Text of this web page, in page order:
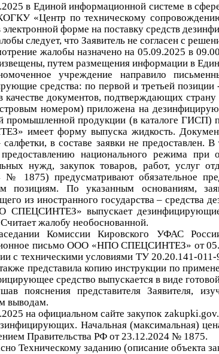
в Единой информационной системе в
«Центр по техническому
электронной форме на поставку средств
следует, что Заявитель не согласен с
жалобы назначено на05.09.2025 в
, путем размещения информации в
учреждение направило
средства: по первой и третьей позиции
качестве документов, подтверждающих страну
номером) приложена на
промышленной продукции (в каталоге ГИСП)
имеет форму выпуска жидкость.
салфетки, в составе заявки не предоставлен. В
национального режима при
нужд, закупок товаров, работ, услуг
№ 1875) предусматривают обязательное
позициям. По указанным основаниям,
из иностранного государства– средства
СПЕЦСИНТЕЗ» выпускает дезинфицирующ
Считает жалобу необоснованной.
Комиссии Кировского УФАС
письмо ООО «НПО СПЕЦСИНТЕЗ» от
с техническими условиями ТУ 20.20.141-
представила копию инструкции по
средство выпускается в виде
поясненияпредставителя Заявителя,
выводам.
на официальном сайте закупок
. Начальная (максимальная)
Правительства РФ от 23.12.2024 № 1875.
Техническому заданию (описание объекта